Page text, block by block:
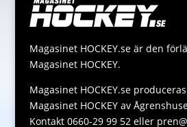
r
i
k
s
p
s
g
Magasinet HOCKEY.se är den
Magasinet HOCKEY.
Magasinet HOCKEY.se
Magasinet HOCKEY av
Kontakt 0660-29 99 52 eller